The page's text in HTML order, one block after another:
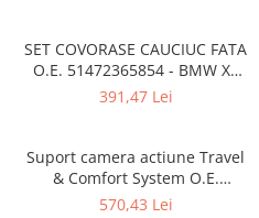
SET COVORASE CAUCIUC FATA
O.E. 51472365854 - BMW X1
F48
391,47 Lei
Suport camera actiune Travel
& Comfort System O.E.
51952405468
570,43 Lei